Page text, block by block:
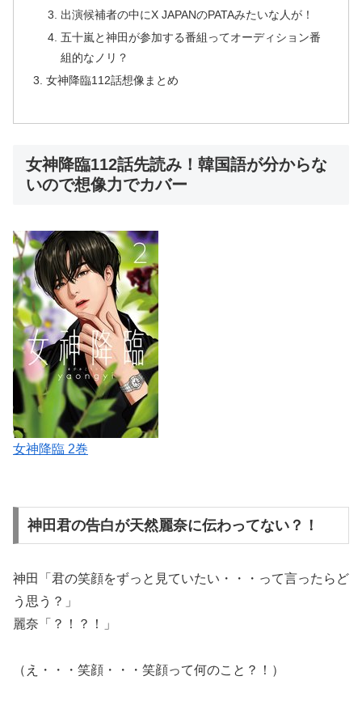
出演候補者の中にX JAPANのPATAみたいな人が！
五十嵐と神田が参加する番組ってオーディション番
組的なノリ？
女神降臨112話想像まとめ
女神降臨112話先読み！韓国語が分からな
いので想像力でカバー
女神降臨 2巻
神田君の告白が天然麗奈に伝わってない？！
神田「君の笑顔をずっと見ていたい・・・って言ったらど
う思う？」
麗奈「？！？！」
（え・・・笑顔・・・笑顔って何のこと？！）